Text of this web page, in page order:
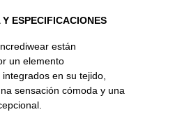
ESPECIFICACIONES
están
un elemento
en su tejido,
sensación cómoda y una